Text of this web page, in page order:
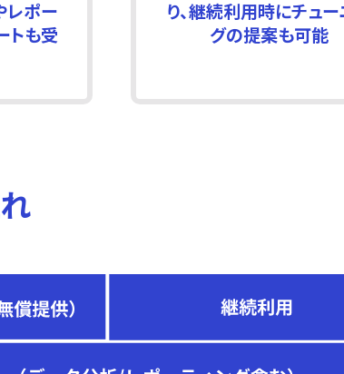
レポー
トも受
り、継続利用時にチュー
グの提案も可能